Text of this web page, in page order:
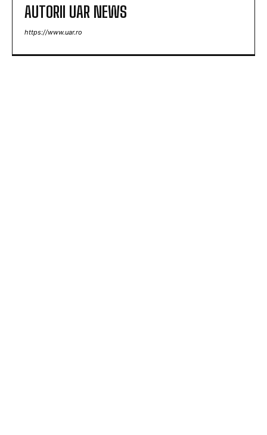
AUTORII UAR NEWS
https://www.uar.ro